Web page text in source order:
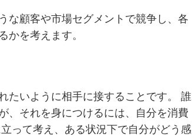
な顧客や市場セグメントで競争し、各
かを考えます。
たいように相手に接することです。 誰
、それを身につけるには、自分を消費
って考え、ある状況下で自分がどう感